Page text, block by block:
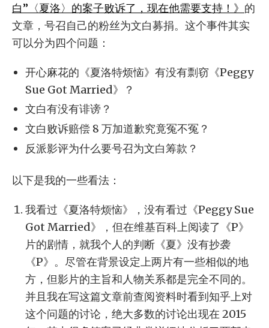
白”〈夏洛〉的案子败诉了，现在他需要支持！》 的
文章，号召自己的粉丝为文白募捐。这个事件其实
可以分为四个问题：
开心麻花的《夏洛特烦恼》有没有剽窃《Peggy
Sue Got Married》？
文白有没有诽谤？
文白败诉赔偿 8 万加道歉究竟冤不冤？
反派影评为什么要号召为文白筹款？
以下是我的一些看法：
我看过《夏洛特烦恼》，没有看过《Peggy Sue
Got Married》，但在维基百科上阅读了《P》
片的剧情，就我个人的判断《夏》没有抄袭
《P》。尽管在背景设定上两片有一些相似的地
方，但影片的主旨和人物关系都是完全不同的。
并且我在写这篇文章前查阅资料时看到知乎上对
这个问题的讨论，绝大多数的讨论出现在 2015